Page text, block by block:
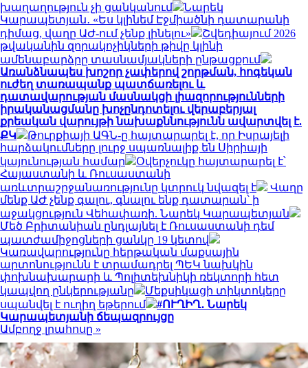
խաղաղություն չի ցանկանում
Նարեկ
Կարապետյան․ «Ես կլինեմ Էջմիածնի դատարանի
դիմաց, վաղը ԱԺ-ում չենք լինելու»
Շվեդիայում 2026
թվականին զորակոչիկների թիվը կլինի
ամենաբարձրը տասնամյակների ընթացքում
Առանձնապես խոշոր չափերով շորթման, հոգեկան
ուժեղ տառապանք պատճառելու և
դատավարության մասնակցի լիազորությունների
իրականացմանը խոչընդոտելու վերաբերյալ
քրեական վարույթի նախաքննությունն ավարտվել է.
ՔԿ
Թուրքիայի ԱԳՆ-ը հայտարարել է, որ Իսրայելի
հարձակումները լուրջ սպառնալիք են Սիրիայի
կայունության համար
Օվերչուկը հայտարարել է՝
Հայաստանի և Ռուսաստանի
առևտրաշրջանառությունը կտրուկ նվազել է
Վաղը
մենք ԱԺ չենք գալու, գնալու ենք դատարան՝ ի
աջակցություն Վեհափառի. Նարեկ Կարապետյան
Մեծ Բրիտանիան ընդլայնել է Ռուսաստանի դեմ
պատժամիջոցների ցանկը 19 կետով
Կառավարությունը հերթական մաքսային
արտոնությունն է տրամադրել ՊԵԿ նախկին
փոխնախարարի և Պոլիտեխնիկի ռեկտորի հետ
կապվող ընկերությանը
Մեքսիկացի տիկտոկերը
սպանվել է ուղիղ եթերում
#ՈՒՂԻՂ․ Նարեկ
Կարապետյանի ճեպազրույցը
Ամբողջ լրահոսը »